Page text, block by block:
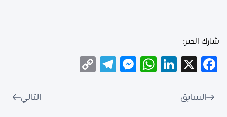
شارك الخبر:
Facebook
X
LinkedIn
WhatsApp
Messenger
Telegram
السابق التالي